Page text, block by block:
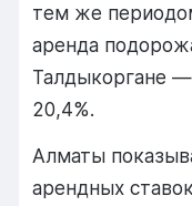
тем же
аренда
Талдыкоргане
20,4%.
Алматы
арендных